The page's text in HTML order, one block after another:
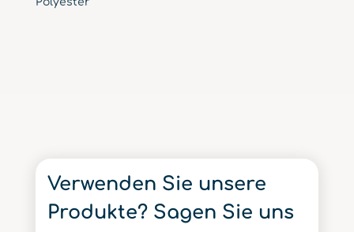
Verwenden Sie unsere
Produkte? Sagen Sie uns